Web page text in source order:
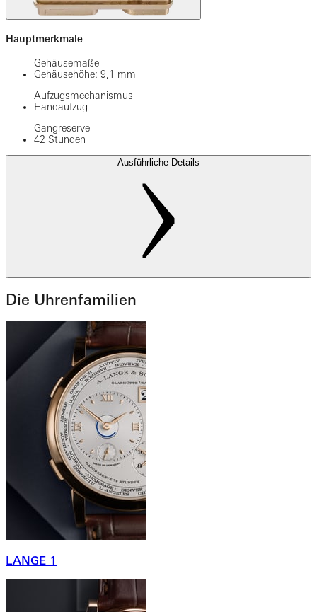
Hauptmerkmale
Gehäusemaße
Gehäusehöhe: 9,1 mm
Aufzugsmechanismus
Handaufzug
Gangreserve
42 Stunden
Ausführliche Details
Die Uhrenfamilien
LANGE 1